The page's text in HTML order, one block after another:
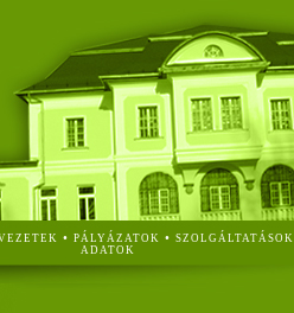
• PÁLYÁZATOK • SZOLGÁLTATÁSOK
ADATOK